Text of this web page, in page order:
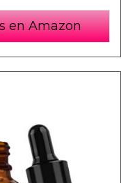
en Amazon